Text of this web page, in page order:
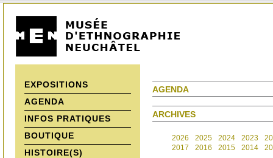
EXPOSITIONS
AGENDA
INFOS PRATIQUES
BOUTIQUE
HISTOIRE(S)
AGENDA
ARCHIVES
2026 2025 2024 2023
2017
2016 2015 2014